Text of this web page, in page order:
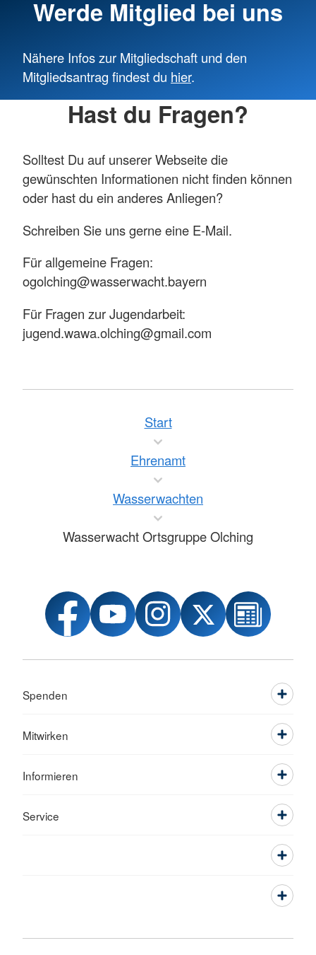
Werde Mitglied bei uns
Nähere Infos zur Mitgliedschaft und den
Mitgliedsantrag findest du hier.
Hast du Fragen?
Solltest Du auf unserer Webseite die
gewünschten Informationen nicht finden können
oder hast du ein anderes Anliegen?
Schreiben Sie uns gerne eine E-Mail.
Für allgemeine Fragen:
ogolching@wasserwacht.bayern
Für Fragen zur Jugendarbeit:
jugend.wawa.olching@gmail.com
Start
Ehrenamt
Wasserwachten
Wasserwacht Ortsgruppe Olching
Spenden
Mitwirken
Informieren
Service